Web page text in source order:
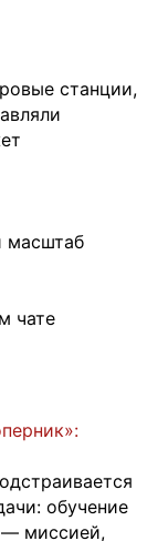
станции,
масштаб
чате
обучение
— миссией,